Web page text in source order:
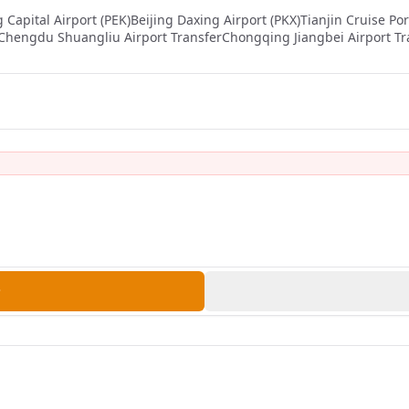
Capital Airport (PEK)Beijing Daxing Airport (PKX)Tianjin Cruise
Shuangliu Airport TransferChongqing Jiangbei Airport